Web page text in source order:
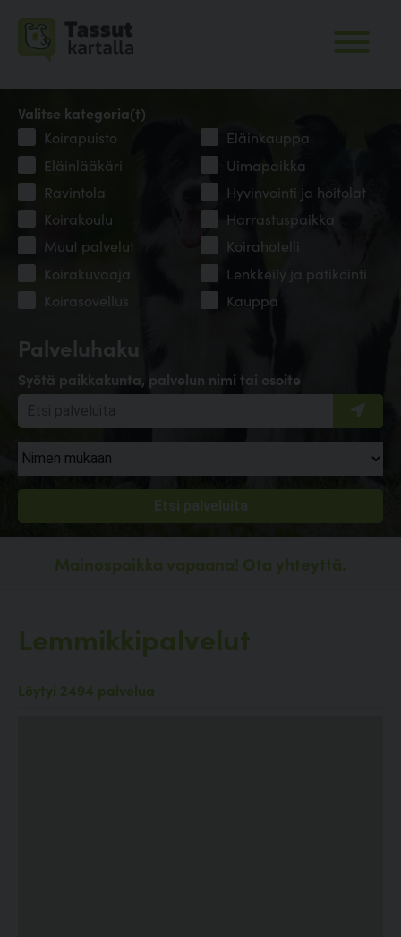
Palveluhaku
Syötä paikkakunta, palvelun nimi tai osoite
Valitse kategoria(t)
Koirapuisto
Eläinkauppa
Eläinlääkäri
Uimapaikka
Ravintola
Hyvinvointi ja hoitolat
Koirakoulu
Harrastuspaikka
Muut palvelut
Koirahotelli
Koirakuvaaja
Lenkkeily ja patikointi
Koirasovellus
Kauppa
Mainospaikka vapaana! Ota yhteyttä.
Lemmikkipalvelut
Löytyi 2494 palvelua